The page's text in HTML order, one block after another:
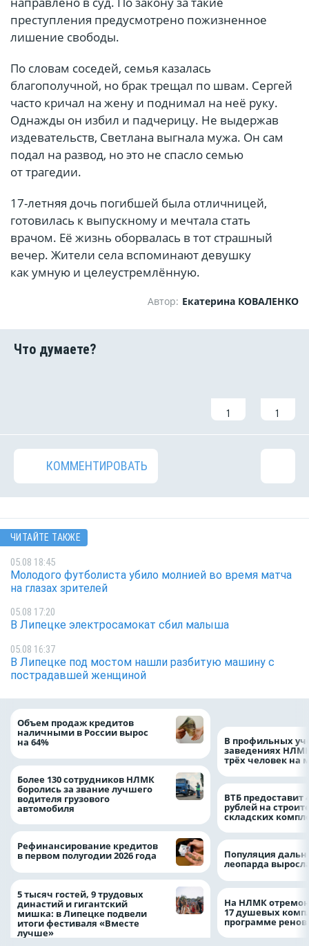
преступления предусмотрено пожизненное
лишение свободы.
По словам соседей, семья казалась
благополучной, но брак трещал по швам. Сергей
часто кричал на жену и поднимал на неё руку.
Однажды он избил и падчерицу. Не выдержав
издевательств, Светлана выгнала мужа. Он сам
подал на развод, но это не спасло семью
от трагедии.
17-летняя дочь погибшей была отличницей,
готовилась к выпускному и мечтала стать
врачом. Её жизнь оборвалась в тот страшный
вечер. Жители села вспоминают девушку
как умную и целеустремлённую.
Автор: Екатерина КОВАЛЕНКО
1 1
КОММЕНТИРОВАТЬ
ЧИТАЙТЕ ТАКЖЕ
05.08 18:45
Молодого футболиста убило молнией во время матча
на глазах зрителей
05.08 17:20
В Липецке электросамокат сбил малыша
05.08 16:37
В Липецке под мостом нашли разбитую машину с
пострадавшей женщиной
Объем продаж кредитов
наличными в России вырос
на 64%
Более 130 сотрудников НЛМК
боролись за звание лучшего
водителя грузового
автомобиля
Рефинансирование кредитов
в первом полугодии 2026 года
5 тысяч гостей, 9 трудовых
династий и гигантский
мишка: в Липецке подвели
итоги фестиваля «Вместе
лучше»
В профильных
заведениях
трёх человек на
ВТБ предоставит
рублей на
складских
Популяция
леопарда
На НЛМК
17 душевых
программе